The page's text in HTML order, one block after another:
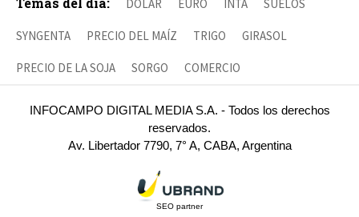
DÓLAR EURO INTA SUELOS
SYNGENTA PRECIO DEL MAÍZ TRIGO GIRASOL
PRECIO DE LA SOJA SORGO COMERCIO
INFOCAMPO DIGITAL MEDIA S.A. - Todos los derechos
reservados.
Av. Libertador 7790, 7° A, CABA, Argentina
SEO partner